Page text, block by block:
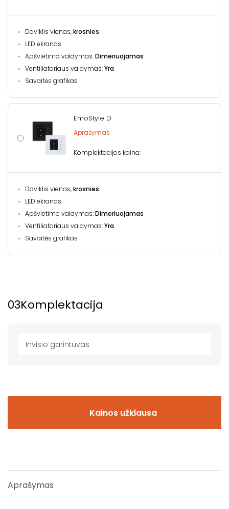
Daviklis vienas,krosnies
LED ekranas
Apšvietimo valdymas:Dimeriuojamas
Ventiliatoriaus valdymas:Yra
Savaitės grafikas
EmoStyle D
Aprašymas
Komplektacijos kaina:
Daviklis vienas,krosnies
LED ekranas
Apšvietimo valdymas:Dimeriuojamas
Ventiliatoriaus valdymas:Yra
Savaitės grafikas
03Komplektacija
Invisio garintuvas
Kainos užklausa
Aprašymas